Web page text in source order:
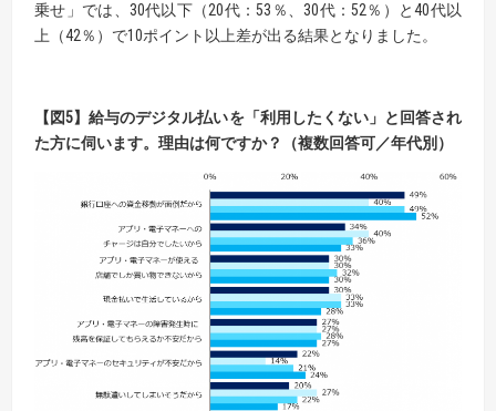
乗せ」では、30代以下（20代：53％、30代：52％）と40代以
上（42％）で10ポイント以上差が出る結果となりました。
【 図5】給与のデジタル払いを「利用したくない」と回答され
た方に伺います。 理由は何ですか？（複数回答可／年代別）